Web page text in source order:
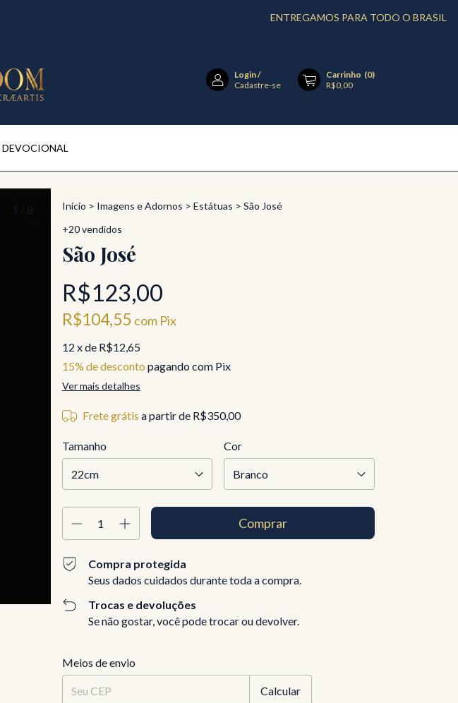
ENTREGAMOS PARA TODO O BRASIL FEITO
Login/
Cadastre-se
Carrinho (0)
R$0,00
DEVOCIONAL
1 / 8 Início > Imagens e Adornos > Estátuas > São José
+20 vendidos
São José
R$123,00
R$104,55 com Pix
12 x de R$12,65
15% de desconto pagando com Pix
Ver mais detalhes
Frete grátis a partir de R$350,00
Tamanho Cor
Compra protegida
Seus dados cuidados durante toda a compra.
Trocas e devoluções
Se não gostar, você pode trocar ou devolver.
Entregas para o CEP:
Meios de envio
Calcular